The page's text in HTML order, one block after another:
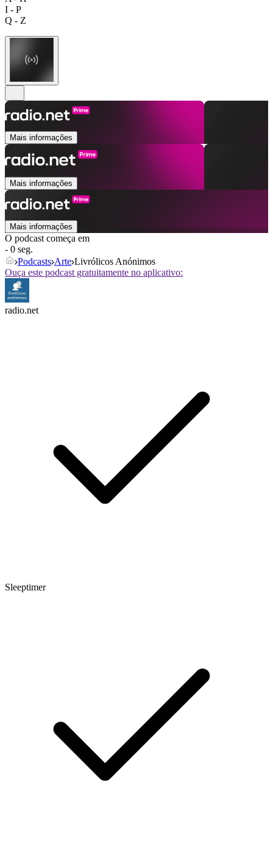
I - P
Q - Z
Mais informações
Mais informações
Mais informações
O podcast começa em
- 0 seg.
Podcasts Arte Livrólicos Anónimos
Ouça este podcast gratuitamente no aplicativo:
radio.net
Sleeptimer